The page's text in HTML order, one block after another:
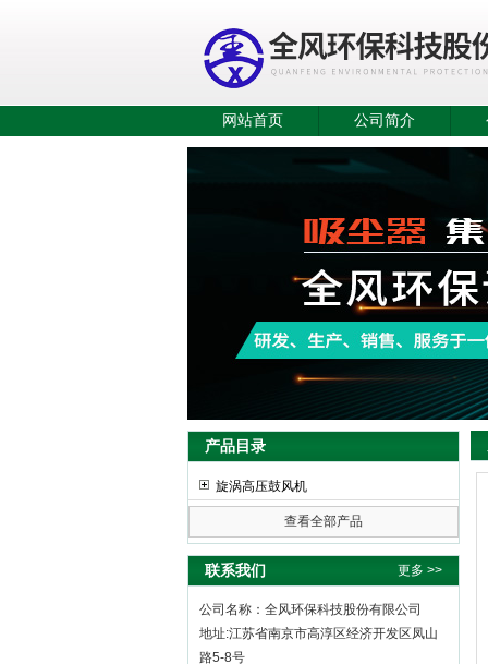
网站首页 公司简介
产品目录
旋涡高压鼓风机
查看全部产品
联系我们 更多 >>
公司名称：全风环保科技股份有限公司
地址:江苏省南京市高淳区经济开发区凤山
路5-8号